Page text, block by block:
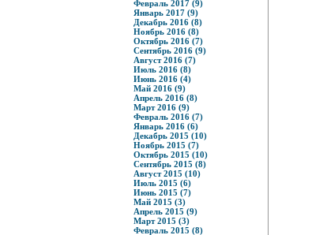
Февраль 2017 (9)
Январь 2017 (9)
Декабрь 2016 (8)
Ноябрь 2016 (8)
Октябрь 2016 (7)
Сентябрь 2016 (9)
Август 2016 (7)
Июль 2016 (8)
Июнь 2016 (4)
Май 2016 (9)
Апрель 2016 (8)
Март 2016 (9)
Февраль 2016 (7)
Январь 2016 (6)
Декабрь 2015 (10)
Ноябрь 2015 (7)
Октябрь 2015 (10)
Сентябрь 2015 (8)
Август 2015 (10)
Июль 2015 (6)
Июнь 2015 (7)
Май 2015 (3)
Апрель 2015 (9)
Март 2015 (3)
Февраль 2015 (8)